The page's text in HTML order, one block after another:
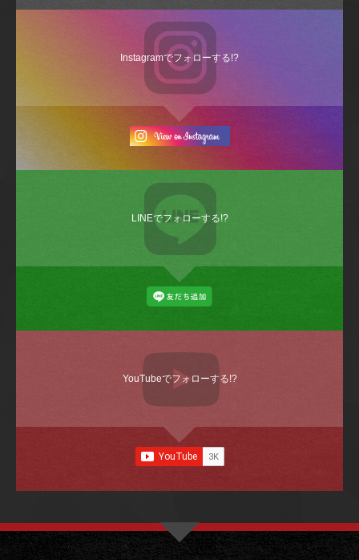
Instagramでフォローする!?
LINEでフォローする!?
YouTubeでフォローする!?